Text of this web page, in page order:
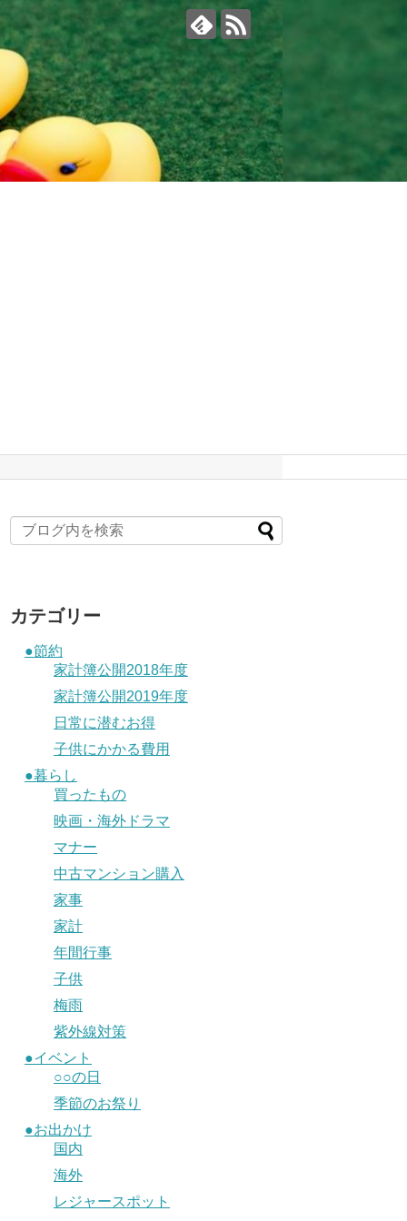
カテゴリー
●節約
家計簿公開2018年度
家計簿公開2019年度
日常に潜むお得
子供にかかる費用
●暮らし
買ったもの
映画・海外ドラマ
マナー
中古マンション購入
家事
家計
年間行事
子供
梅雨
紫外線対策
●イベント
○○の日
季節のお祭り
●お出かけ
国内
海外
レジャースポット